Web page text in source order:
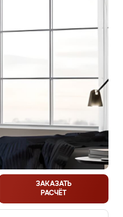
ЗАКАЗАТЬ
РАСЧЁТ